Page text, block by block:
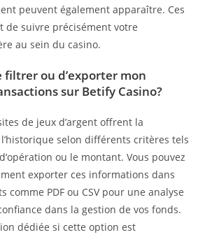
peuvent également apparaître. Ces
de suivre précisément votre
au sein du casino.
filtrer ou d’exporter mon
sur Betify Casino?
de jeux d’argent offrent la
selon différents critères tels
ou le montant. Vous pouvez
exporter ces informations dans
comme PDF ou CSV pour une analyse
dans la gestion de vos fonds.
dédiée si cette option est